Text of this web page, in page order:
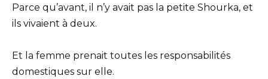
Parce qu’avant, il n’y avait pas la petite Shourka, et
ils vivaient à deux.
Et la femme prenait toutes les responsabilités
domestiques sur elle.